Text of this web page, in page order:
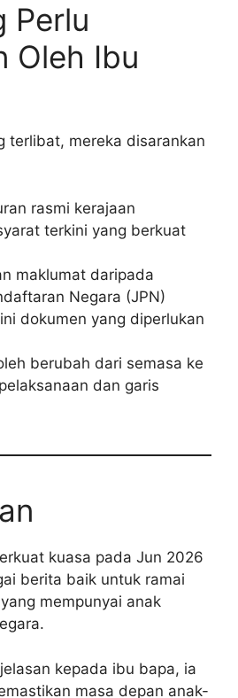
Perlu
Oleh Ibu
terlibat, mereka disarankan
rasmi kerajaan
terkini yang berkuat
maklumat daripada
Negara (JPN)
dokumen yang diperlukan
berubah dari semasa ke
dan garis
kuasa pada Jun 2026
berita baik untuk ramai
mempunyai anak
kepada ibu bapa, ia
masa depan anak-